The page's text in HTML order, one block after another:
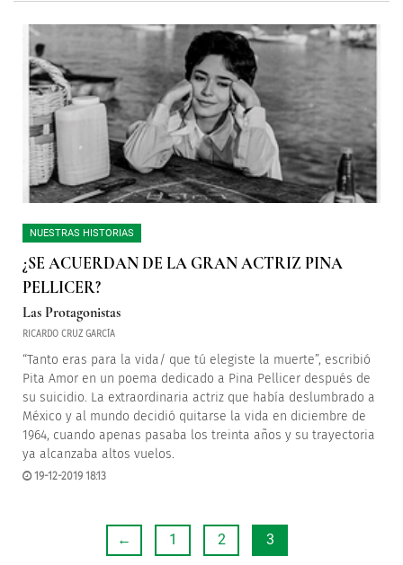
NUESTRAS HISTORIAS
¿SE ACUERDAN DE LA GRAN ACTRIZ PINA
PELLICER?
Las Protagonistas
RICARDO CRUZ GARCÍA
“Tanto eras para la vida/ que tú elegiste la muerte”, escribió
Pita Amor en un poema dedicado a Pina Pellicer después de
su suicidio. La extraordinaria actriz que había deslumbrado a
México y al mundo decidió quitarse la vida en diciembre de
1964, cuando apenas pasaba los treinta años y su trayectoria
ya alcanzaba altos vuelos.
19-12-2019 18:13
← 1 2 3